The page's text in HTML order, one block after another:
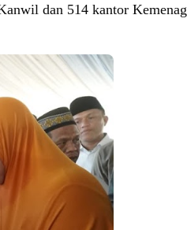
dan 514 kantor Kemenag